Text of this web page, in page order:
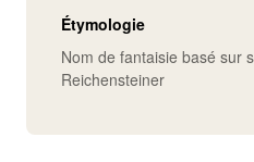
Étymologie
Nom de fantaisie basé sur
Reichensteiner